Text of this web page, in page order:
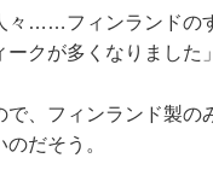
々……フィンランドの
クが多くなりました」
、フィンランド製の
だそう。